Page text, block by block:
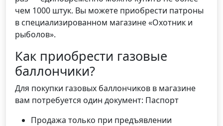
чем 1000 штук. Вы можете приобрести патроны
в специализированном магазине «Охотник и
рыболов».
Как приобрести газовые
баллончики?
Для покупки газовых баллончиков в магазине
вам потребуется один документ: Паспорт
Продажа только при предъявлении